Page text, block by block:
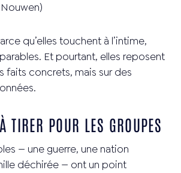
qu’elles touchent à l’intime,
Et pourtant, elles reposent
faits concrets, mais sur des
POUR LES GROUPES
— une guerre, une nation
déchirée — ont un point